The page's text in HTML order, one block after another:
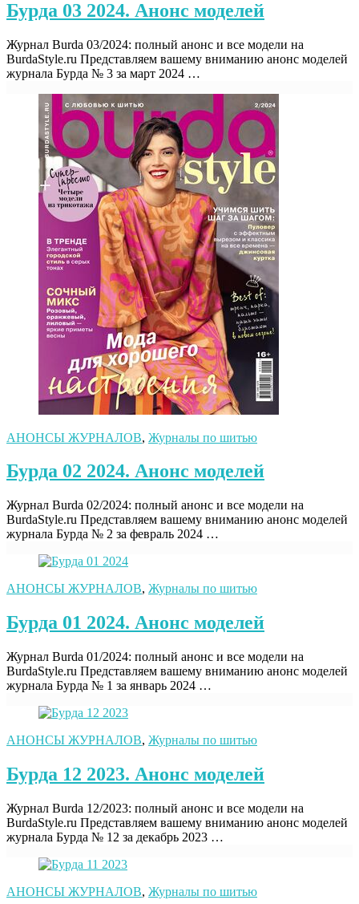
Бурда 03 2024. Анонс моделей
Журнал Burda 03/2024: полный анонс и все модели на
BurdaStyle.ru Представляем вашему вниманию анонс моделей
журнала Бурда № 3 за март 2024 …
АНОНСЫ ЖУРНАЛОВ, Журналы по шитью
Бурда 02 2024. Анонс моделей
Журнал Burda 02/2024: полный анонс и все модели на
BurdaStyle.ru Представляем вашему вниманию анонс моделей
журнала Бурда № 2 за февраль 2024 …
АНОНСЫ ЖУРНАЛОВ, Журналы по шитью
Бурда 01 2024. Анонс моделей
Журнал Burda 01/2024: полный анонс и все модели на
BurdaStyle.ru Представляем вашему вниманию анонс моделей
журнала Бурда № 1 за январь 2024 …
АНОНСЫ ЖУРНАЛОВ, Журналы по шитью
Бурда 12 2023. Анонс моделей
Журнал Burda 12/2023: полный анонс и все модели на
BurdaStyle.ru Представляем вашему вниманию анонс моделей
журнала Бурда № 12 за декабрь 2023 …
АНОНСЫ ЖУРНАЛОВ, Журналы по шитью